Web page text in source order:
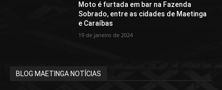
Moto é furtada em bar na Fazenda
Sobrado, entre as cidades de Maetinga
e Caraíbas
19 de janeiro de 2024
BLOG MAETINGA NOTÍCIAS